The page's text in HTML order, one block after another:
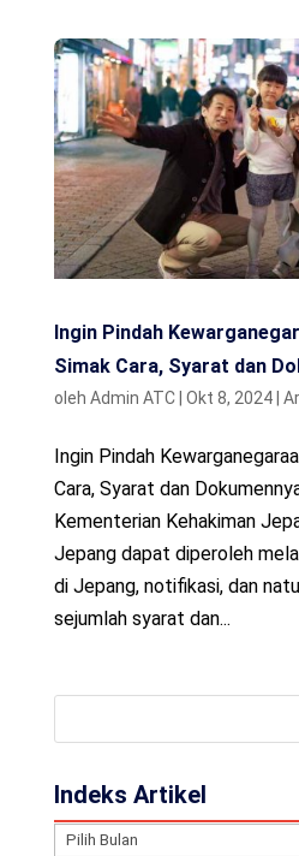
Ingin Pindah
Simak Cara, Syarat dan
oleh Admin ATC| Okt 8, 2024|
Ingin Pindah
Cara, Syarat dan
Kementerian Kehakiman
Jepang dapat diperoleh
di Jepang, notifikasi, dan
sejumlah syarat dan...
Indeks Artikel
Indeks